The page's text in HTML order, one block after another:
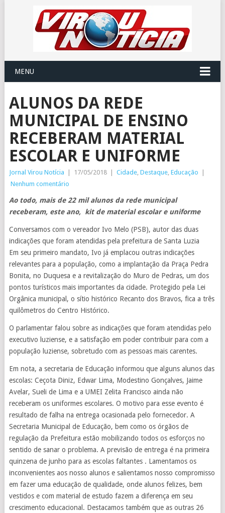
MENU
ALUNOS DA REDE
MUNICIPAL DE ENSINO
RECEBERAM MATERIAL
ESCOLAR E UNIFORME
Jornal Virou Notícia 17/05/2018 Cidade, Destaque, Educação
Nenhum comentário
Ao todo, mais de 22 mil alunos da rede municipal
receberam, este ano, kit de material escolar e uniforme
Conversamos com o vereador Ivo Melo (PSB), autor das duas
indicações que foram atendidas pela prefeitura de Santa Luzia
Em seu primeiro mandato, Ivo já emplacou outras indicações
relevantes para a população, como a implantação da Praça Pedra
Bonita, no Duquesa e a revitalização do Muro de Pedras, um dos
pontos turísticos mais importantes da cidade. Protegido pela Lei
Orgânica municipal, o sítio histórico Recanto dos Bravos, fica a três
quilômetros do Centro Histórico.
O parlamentar falou sobre as indicações que foram atendidas pelo
executivo luziense, e a satisfação em poder contribuir para com a
população luziense, sobretudo com as pessoas mais carentes.
Em nota, a secretaria de Educação informou que alguns alunos das
escolas: Ceçota Diniz, Edwar Lima, Modestino Gonçalves, Jaime
Avelar, Sueli de Lima e a UMEI Zelita Francisco ainda não
receberam os uniformes escolares. O motivo para esse evento é
resultado de falha na entrega ocasionada pelo fornecedor. A
Secretaria Municipal de Educação, bem como os órgãos de
regulação da Prefeitura estão mobilizando todos os esforços no
sentido de sanar o problema. A previsão de entrega é na primeira
quinzena de junho para as escolas faltantes . Lamentamos os
inconvenientes aos nosso alunos e salientamos nosso compromisso
em fazer uma educação de qualidade, onde alunos felizes, bem
vestidos e com material de estudo fazem a diferença em seu
crescimento educacional. Destacamos também que as outras 26